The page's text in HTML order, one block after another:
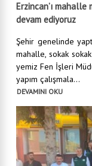
Erzincan’ı
devam ediyoruz
Şehir genelinde
mahalle, sokak
yemiz Fen İşleri
yapım çalışmala...
DEVAMINI OKU